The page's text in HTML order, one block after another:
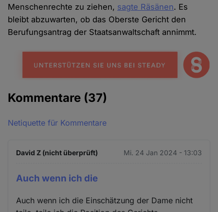
Menschenrechte zu ziehen, sagte Räsänen. Es
bleibt abzuwarten, ob das Oberste Gericht den
Berufungsantrag der Staatsanwaltschaft annimmt.
Kommentare (37)
Netiquette für Kommentare
David Z (nicht überprüft) Mi. 24 Jan 2024 - 13:03
Auch wenn ich die
Auch wenn ich die Einschätzung der Dame nicht